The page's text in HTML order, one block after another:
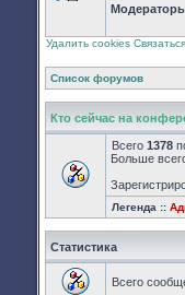
Форум
закрыт
Удалить cookies
Список форумов
Кто сейчас на
Всего 1378
Больше
Легенда ::
Статистика
Всего